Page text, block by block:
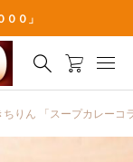
０」
ちりん 「スープカレー